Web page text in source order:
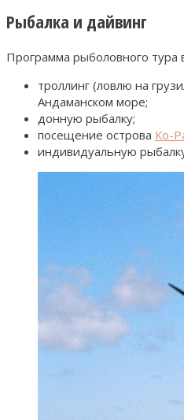
Рыбалка и дайвинг
Программа рыболовного тура
троллинг (ловлю на
Андаманском море;
донную рыбалку;
посещение острова Ко-
индивидуальную